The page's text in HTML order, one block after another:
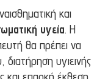
και
υγεία. Η
θα πρέπει να
διατήρηση υγιεινής